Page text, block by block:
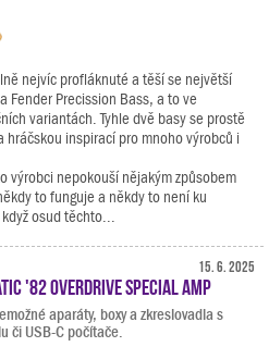
nejvíc profláknuté a těší se největší
Fender Precission Bass, a to ve
variantách. Tyhle dvě basy se prostě
inspirací pro mnoho výrobců i
výrobci nepokouší nějakým způsobem
to funguje a někdy to není ku
osud těchto...
15. 6. 2025
'82 Overdrive Special Amp
aparáty, boxy a zkreslovadla s
či USB-C počítače.